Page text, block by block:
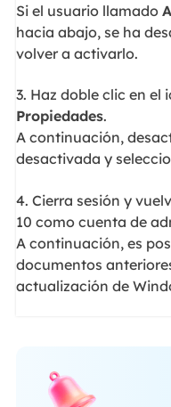
Si el usuario llamado
hacia abajo, se ha
volver a activarlo.
3. Haz doble clic en el
Propiedades.
A continuación,
desactivada y
4. Cierra sesión y
10 como cuenta de
A continuación, es
documentos
actualización de